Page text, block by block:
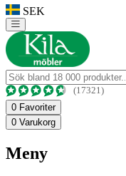
SEK
(17321)
0 Favoriter
0 Varukorg
Meny